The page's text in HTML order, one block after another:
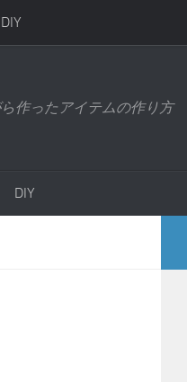
DIY
作ったアイテムの作り方
DIY